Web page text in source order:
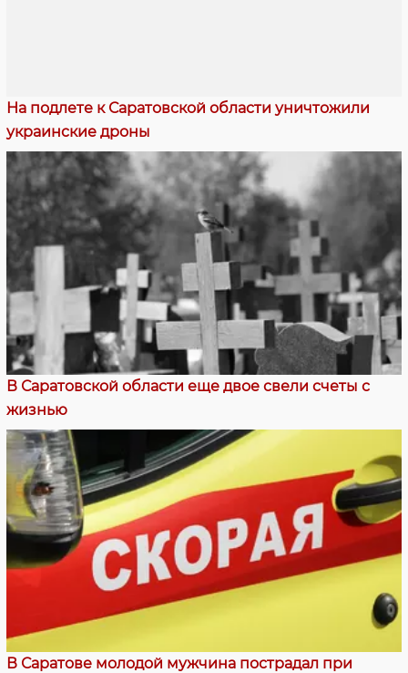
На подлете к Саратовской области уничтожили
украинские дроны
В Саратовской области еще двое свели счеты с
жизнью
В Саратове молодой мужчина пострадал при